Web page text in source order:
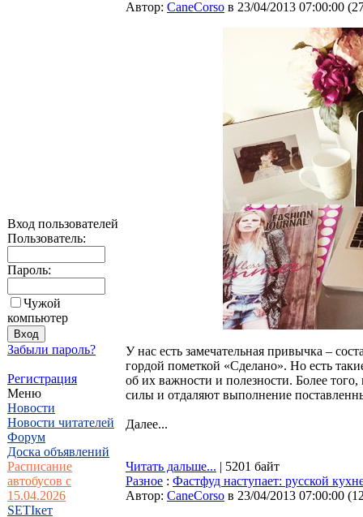
Вход пользователей
Пользователь:
Пароль:
Чужой
компьютер
Забыли пароль?
Регистрация
Меню
Новости
Новости читателей
Форум
Доска объявлений
Расписание
автобусов с
15.04.2026
SETIкет
Автор: CaneCorso в 23/04/2013 07:00:00 (
У нас есть замечательная привычка –
гордой пометкой «Сделано». Но есть
об их важности и полезности. Более
силы и отдаляют выполнение
Далее...
Читать дальше... | 5201 байт
Разное : Фастфуд наступает: русской
Автор: CaneCorso в 23/04/2013 07:00:00 (